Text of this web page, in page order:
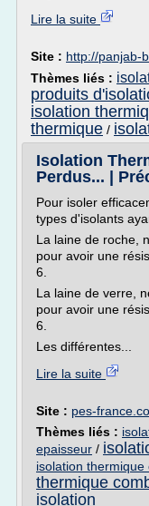
Lire la suite
Site : http://panjab-
Thèmes liés :
produits
isolation
thermique /
Isolation
Perdus... |
Pour isoler
types d'isolants
La laine de roche,
pour avoir une
6.
La laine de verre,
pour avoir une
6.
Les différentes...
Lire la suite
Site : pes-
Thèmes liés :
epaisseur /
isolation
thermique
isolation